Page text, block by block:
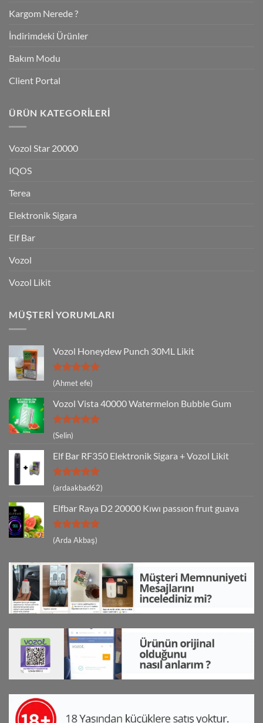
Kargom Nerede ?
İndirimdeki Ürünler
Bakım Modu
Client Portal
ÜRÜN KATEGORILERI
Vozol Star 20000
IQOS
Terea
Elektronik Sigara
Elf Bar
Vozol
Vozol Likit
MÜŞTERI YORUMLARI
Vozol Honeydew Punch 30ML Likit
5 üzerinden
5
(Ahmet efe)
Vozol Vista 40000 Watermelon Bubble Gum
5 üzerinden
5
oy aldı
(Selin)
Elf Bar RF350 Elektronik Sigara + Vozol Likit
5 üzerinden
5
(ardaakbad62)
Elfbar Raya D2 20000 Kıwı passıon fruıt guava
5 üzerinden
5
(Arda Akbaş)